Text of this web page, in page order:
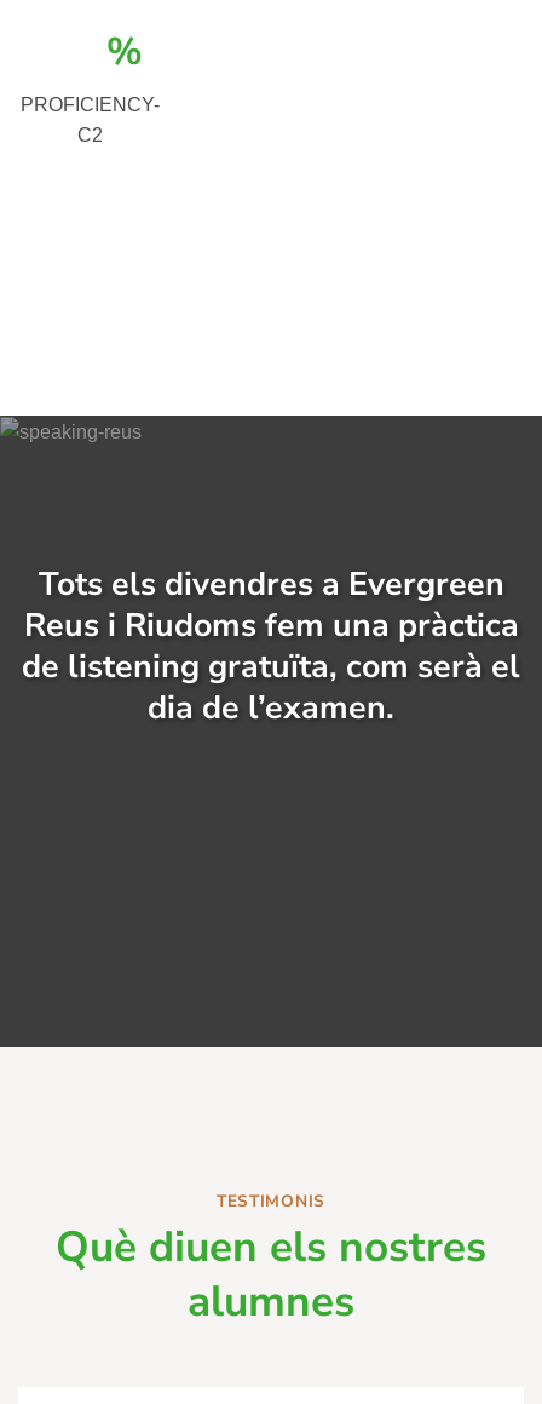
%
PROFICIENCY-
C2
Tots els divendres a Evergreen
Reus i Riudoms fem una pràctica
de listening gratuïta, com serà el
dia de l’examen.
TESTIMONIS
Què diuen els nostres
alumnes